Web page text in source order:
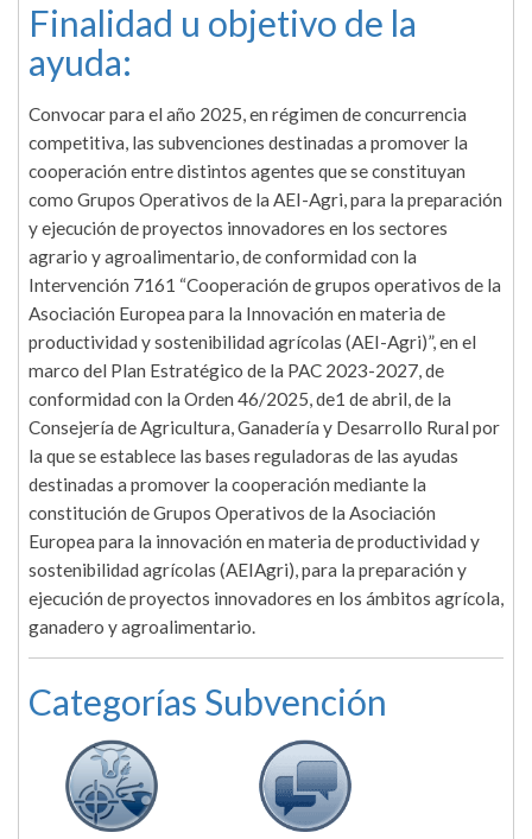
Finalidad u objetivo de la
ayuda:
Convocar para el año 2025, en régimen de concurrencia
competitiva, las subvenciones destinadas a promover la
cooperación entre distintos agentes que se constituyan
como Grupos Operativos de la AEI-Agri, para la preparación
y ejecución de proyectos innovadores en los sectores
agrario y agroalimentario, de conformidad con la
Intervención 7161 “Cooperación de grupos operativos de la
Asociación Europea para la Innovación en materia de
productividad y sostenibilidad agrícolas (AEI-Agri)”, en el
marco del Plan Estratégico de la PAC 2023-2027, de
conformidad con la Orden 46/2025, de1 de abril, de la
Consejería de Agricultura, Ganadería y Desarrollo Rural por
la que se establece las bases reguladoras de las ayudas
destinadas a promover la cooperación mediante la
constitución de Grupos Operativos de la Asociación
Europea para la innovación en materia de productividad y
sostenibilidad agrícolas (AEIAgri), para la preparación y
ejecución de proyectos innovadores en los ámbitos agrícola,
ganadero y agroalimentario.
Categorías Subvención